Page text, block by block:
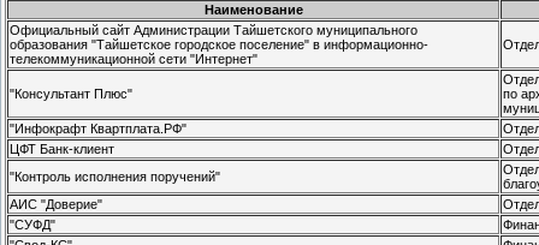
Наименование
Официальный сайт Администрации Тайшетского муниципального
образования "Тайшетское городское поселение" в информационно-
телекоммуникационной сети "Интернет"
"Консультант Плюс"
по
"Инфокрафт Квартплата.РФ"
ЦФТ Банк-клиент
"Контроль исполнения поручений"
АИС "Доверие"
"СУФД"